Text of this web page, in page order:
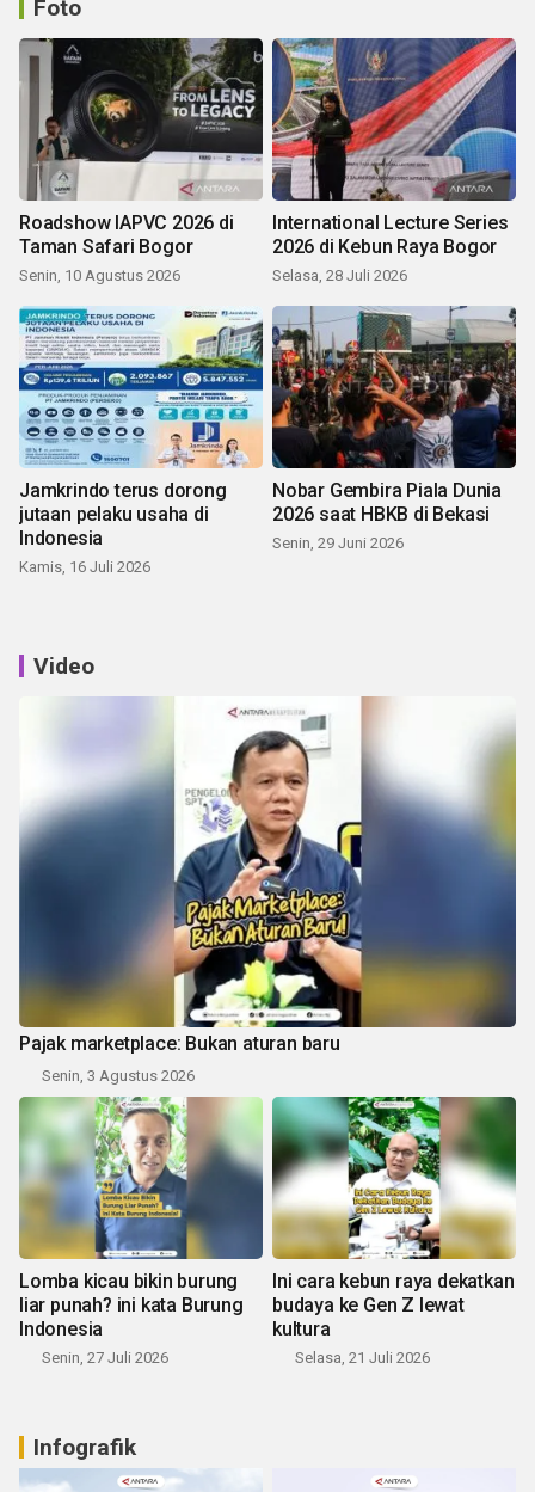
Foto
Roadshow IAPVC 2026 di
Taman Safari Bogor
Senin, 10 Agustus 2026
International Lecture Series
2026 di Kebun Raya Bogor
Selasa, 28 Juli 2026
Jamkrindo terus dorong
jutaan pelaku usaha di
Indonesia
Kamis, 16 Juli 2026
Nobar Gembira Piala Dunia
2026 saat HBKB di Bekasi
Senin, 29 Juni 2026
Video
Pajak marketplace: Bukan aturan baru
Senin, 3 Agustus 2026
Lomba kicau bikin burung
liar punah? ini kata Burung
Indonesia
Senin, 27 Juli 2026
Ini cara kebun raya dekatkan
budaya ke Gen Z lewat
kultura
Selasa, 21 Juli 2026
Infografik